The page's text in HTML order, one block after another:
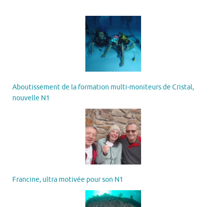
Aboutissement de la formation multi-moniteurs de Cristal,
nouvelle N1
Francine, ultra motivée pour son N1